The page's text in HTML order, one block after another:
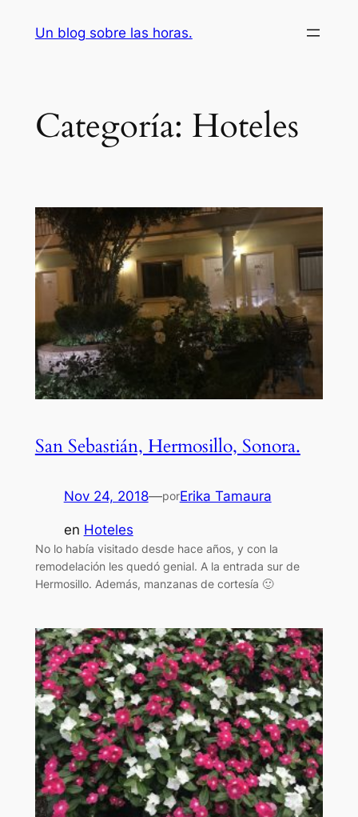
Un blog sobre las horas.
Categoría: Hoteles
San Sebastián, Hermosillo, Sonora.
Nov 24, 2018—porErika Tamaura
en Hoteles
No lo había visitado desde hace años, y con la
remodelación les quedó genial. A la entrada sur de
Hermosillo. Además, manzanas de cortesía 🙂